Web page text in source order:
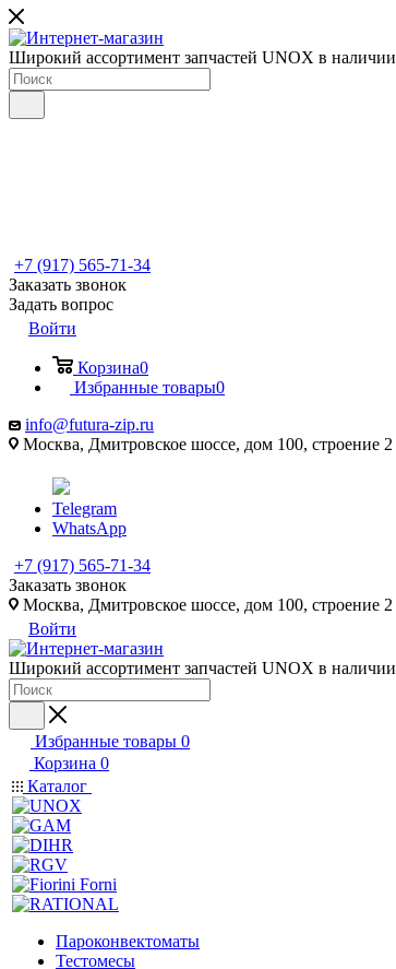
Широкий ассортимент запчастей UNOX в наличии
+7 (917) 565-71-34
Заказать звонок
Задать вопрос
Войти
Корзина0
Избранные товары0
info@futura-zip.ru
Москва, Дмитровское шоссе, дом 100, строение 2
Telegram
WhatsApp
+7 (917) 565-71-34
Заказать звонок
Москва, Дмитровское шоссе, дом 100, строение 2
Войти
Широкий ассортимент запчастей UNOX в наличии
Избранные товары 0
Корзина 0
Каталог
Пароконвектоматы
Тестомесы